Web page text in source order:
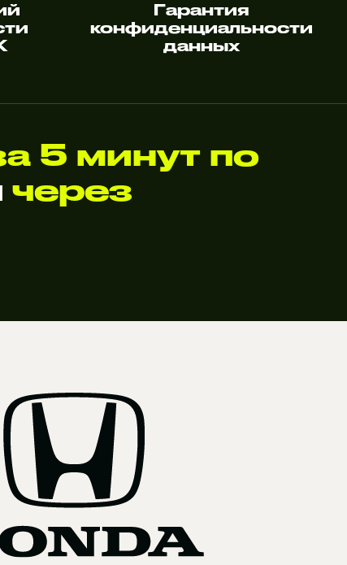
Гарантия
конфиденциальности
данных
5 минут по
через